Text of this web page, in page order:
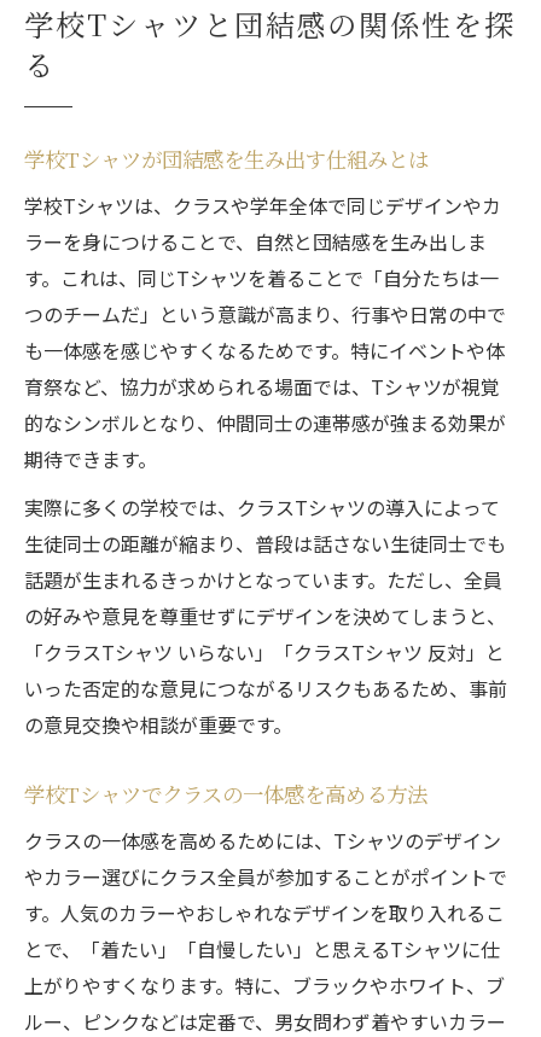
学校Tシャツと団結感の関係性を探
る
学校Tシャツが団結感を生み出す仕組みとは
学校Tシャツは、クラスや学年全体で同じデザインやカ
ラーを身につけることで、自然と団結感を生み出しま
す。これは、同じTシャツを着ることで「自分たちは一
つのチームだ」という意識が高まり、行事や日常の中で
も一体感を感じやすくなるためです。特にイベントや体
育祭など、協力が求められる場面では、Tシャツが視覚
的なシンボルとなり、仲間同士の連帯感が強まる効果が
期待できます。
実際に多くの学校では、クラスTシャツの導入によって
生徒同士の距離が縮まり、普段は話さない生徒同士でも
話題が生まれるきっかけとなっています。ただし、全員
の好みや意見を尊重せずにデザインを決めてしまうと、
「クラスTシャツ いらない」「クラスTシャツ 反対」と
いった否定的な意見につながるリスクもあるため、事前
の意見交換や相談が重要です。
学校Tシャツでクラスの一体感を高める方法
クラスの一体感を高めるためには、Tシャツのデザイン
やカラー選びにクラス全員が参加することがポイントで
す。人気のカラーやおしゃれなデザインを取り入れるこ
とで、「着たい」「自慢したい」と思えるTシャツに仕
上がりやすくなります。特に、ブラックやホワイト、ブ
ルー、ピンクなどは定番で、男女問わず着やすいカラー